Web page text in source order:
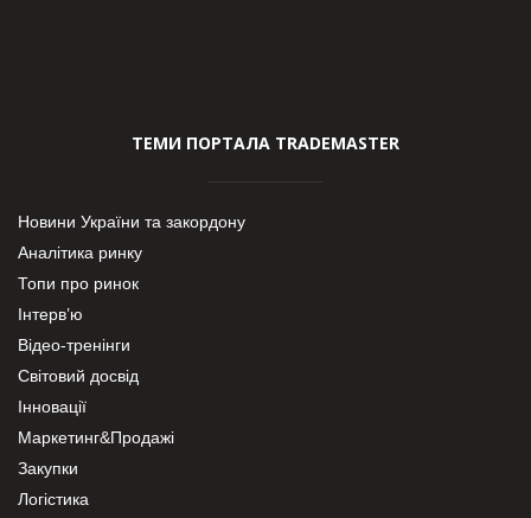
ТЕМИ ПОРТАЛА TRADEMASTER
Новини України та закордону
Аналітика ринку
Топи про ринок
Інтерв’ю
Відео-тренінги
Світовий досвід
Інновації
Маркетинг&Продажі
Закупки
Логістика